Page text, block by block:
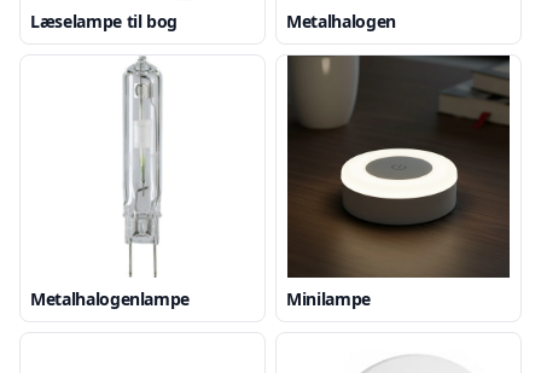
Læselampe til bog Metalhalogen
Metalhalogenlampe Minilampe